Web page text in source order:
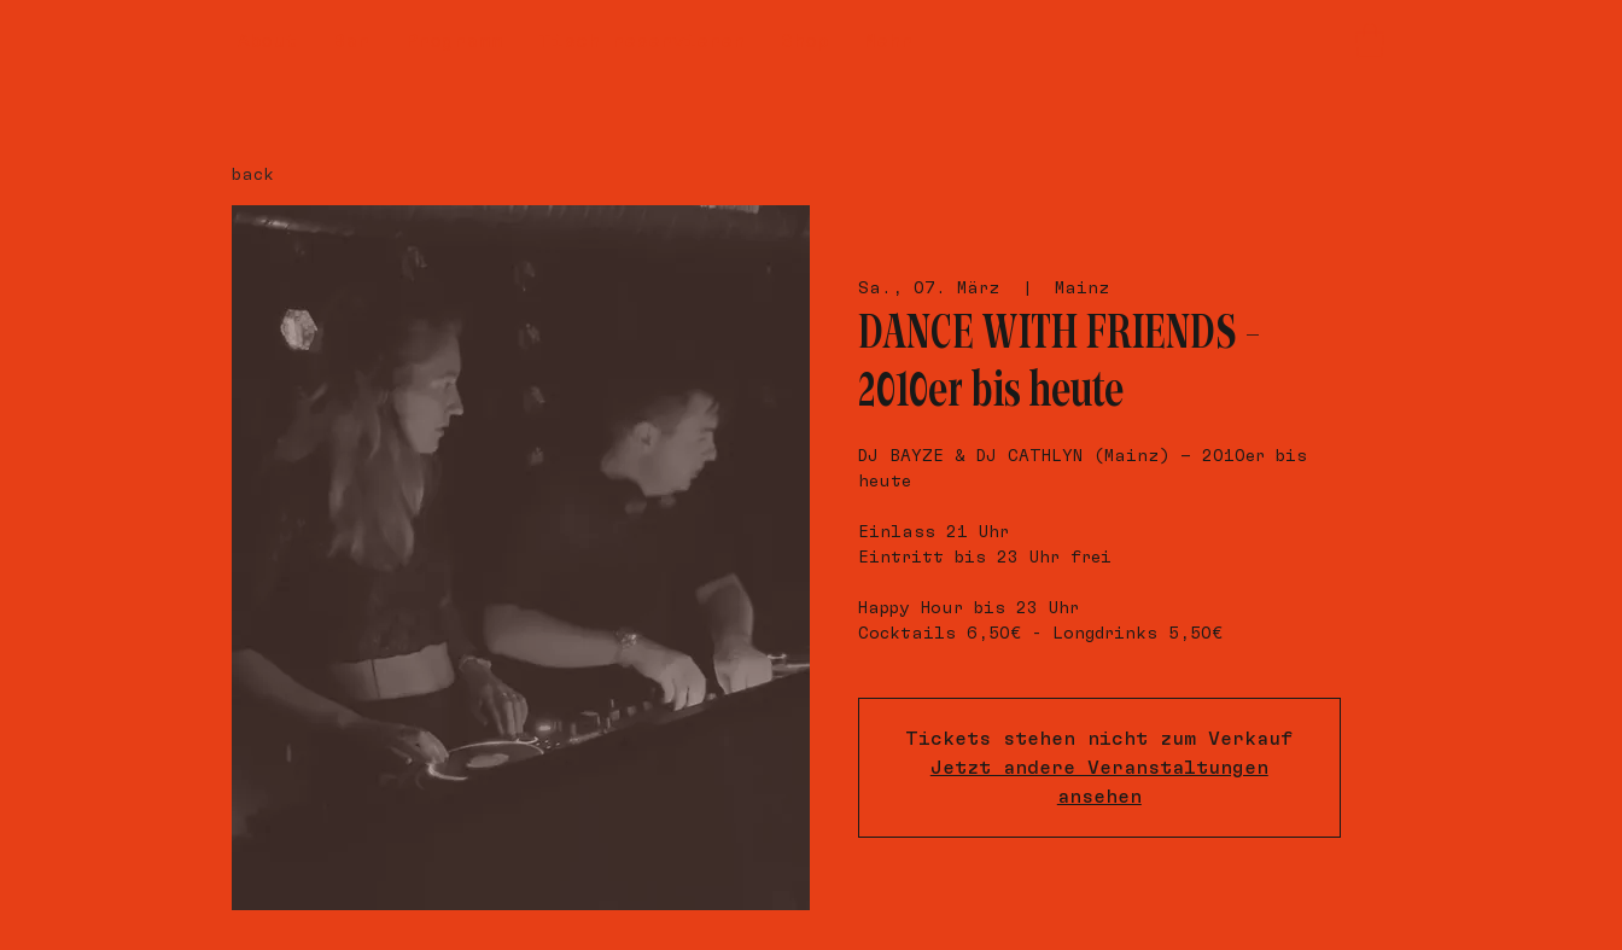
back
Sa., 07. März Mainz
DANCE WITH FRIENDS –
2010er bis heute
DJ BAYZE & DJ CATHLYN (Mainz) – 2010er bis
heute
Einlass 21 Uhr
Eintritt bis 23 Uhr frei
Happy Hour bis 23 Uhr
Cocktails 6,50€ - Longdrinks 5,50€
Tickets stehen nicht zum Verkauf
Jetzt andere Veranstaltungen
ansehen